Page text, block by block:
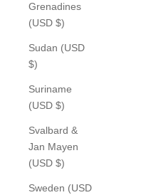
Grenadines
(USD $)
Sudan (USD
$)
Suriname
(USD $)
Svalbard &
Jan Mayen
(USD $)
Sweden (USD